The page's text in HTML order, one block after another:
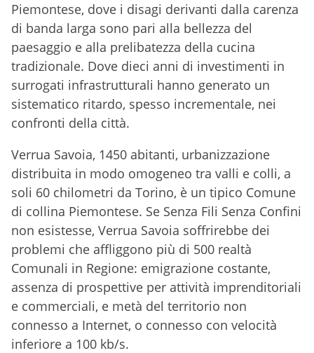
Piemontese, dove i disagi derivanti dalla carenza
di banda larga sono pari alla bellezza del
paesaggio e alla prelibatezza della cucina
tradizionale. Dove dieci anni di investimenti in
surrogati infrastrutturali hanno generato un
sistematico ritardo, spesso incrementale, nei
confronti della città.
Verrua Savoia, 1450 abitanti, urbanizzazione
distribuita in modo omogeneo tra valli e colli, a
soli 60 chilometri da Torino, è un tipico Comune
di collina Piemontese. Se Senza Fili Senza Confini
non esistesse, Verrua Savoia soffrirebbe dei
problemi che affliggono più di 500 realtà
Comunali in Regione: emigrazione costante,
assenza di prospettive per attività imprenditoriali
e commerciali, e metà del territorio non
connesso a Internet, o connesso con velocità
inferiore a 100 kb/s.